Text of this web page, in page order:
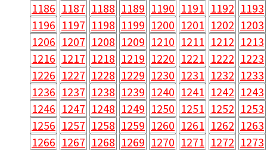
1186 1187 1188 1189 1190 1191 1192 1193
1196 1197 1198 1199 1200 1201 1202 1203
1206 1207 1208 1209 1210 1211 1212 1213
1216 1217 1218 1219 1220 1221 1222 1223
1226 1227 1228 1229 1230 1231 1232 1233
1236 1237 1238 1239 1240 1241 1242 1243
1246 1247 1248 1249 1250 1251 1252 1253
1256 1257 1258 1259 1260 1261 1262 1263
1266 1267 1268 1269 1270 1271 1272 1273